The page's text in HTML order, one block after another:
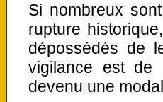
Si nombreux
rupture
dépossédés de
vigilance est de
devenu une